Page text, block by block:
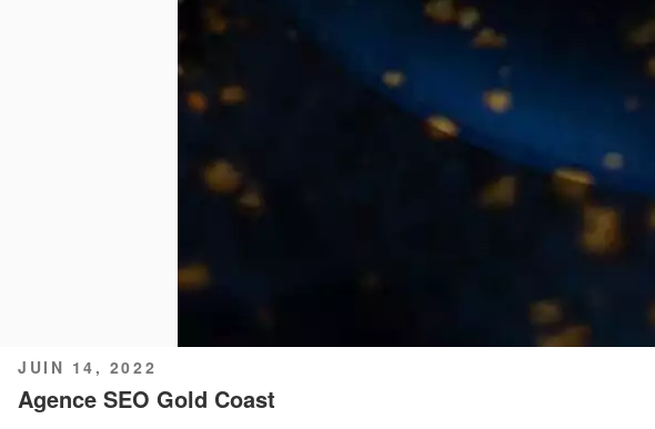
PUBLIÉ
LE
JUIN 14, 2022
Agence SEO Gold Coast